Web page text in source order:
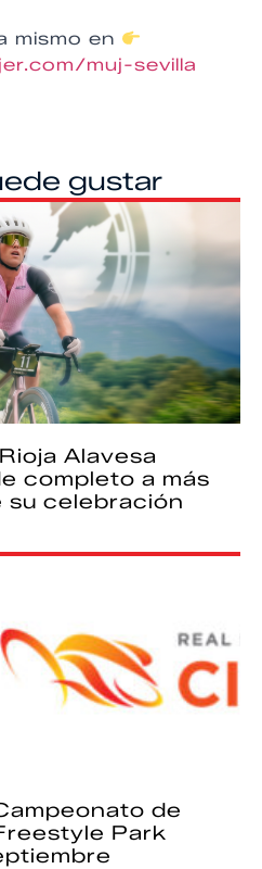
mismo en
muj-sevilla
gustar
Alavesa
completo a más
su celebración
de
Park